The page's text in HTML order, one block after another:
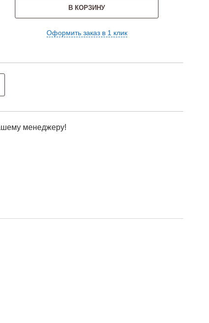
В КОРЗИНУ
Оформить заказ в 1 клик
менеджеру!